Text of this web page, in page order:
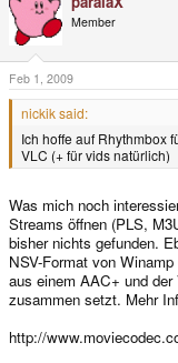
Member
Feb 1, 2009
nickik said:
Ich hoffe auf Rhythmbox
VLC (+ für vids natürlich)
Was mich noch
Streams öffnen (PLS,
bisher nichts gefunden.
NSV-Format von
aus einem AAC+ und
zusammen setzt. Mehr
http://